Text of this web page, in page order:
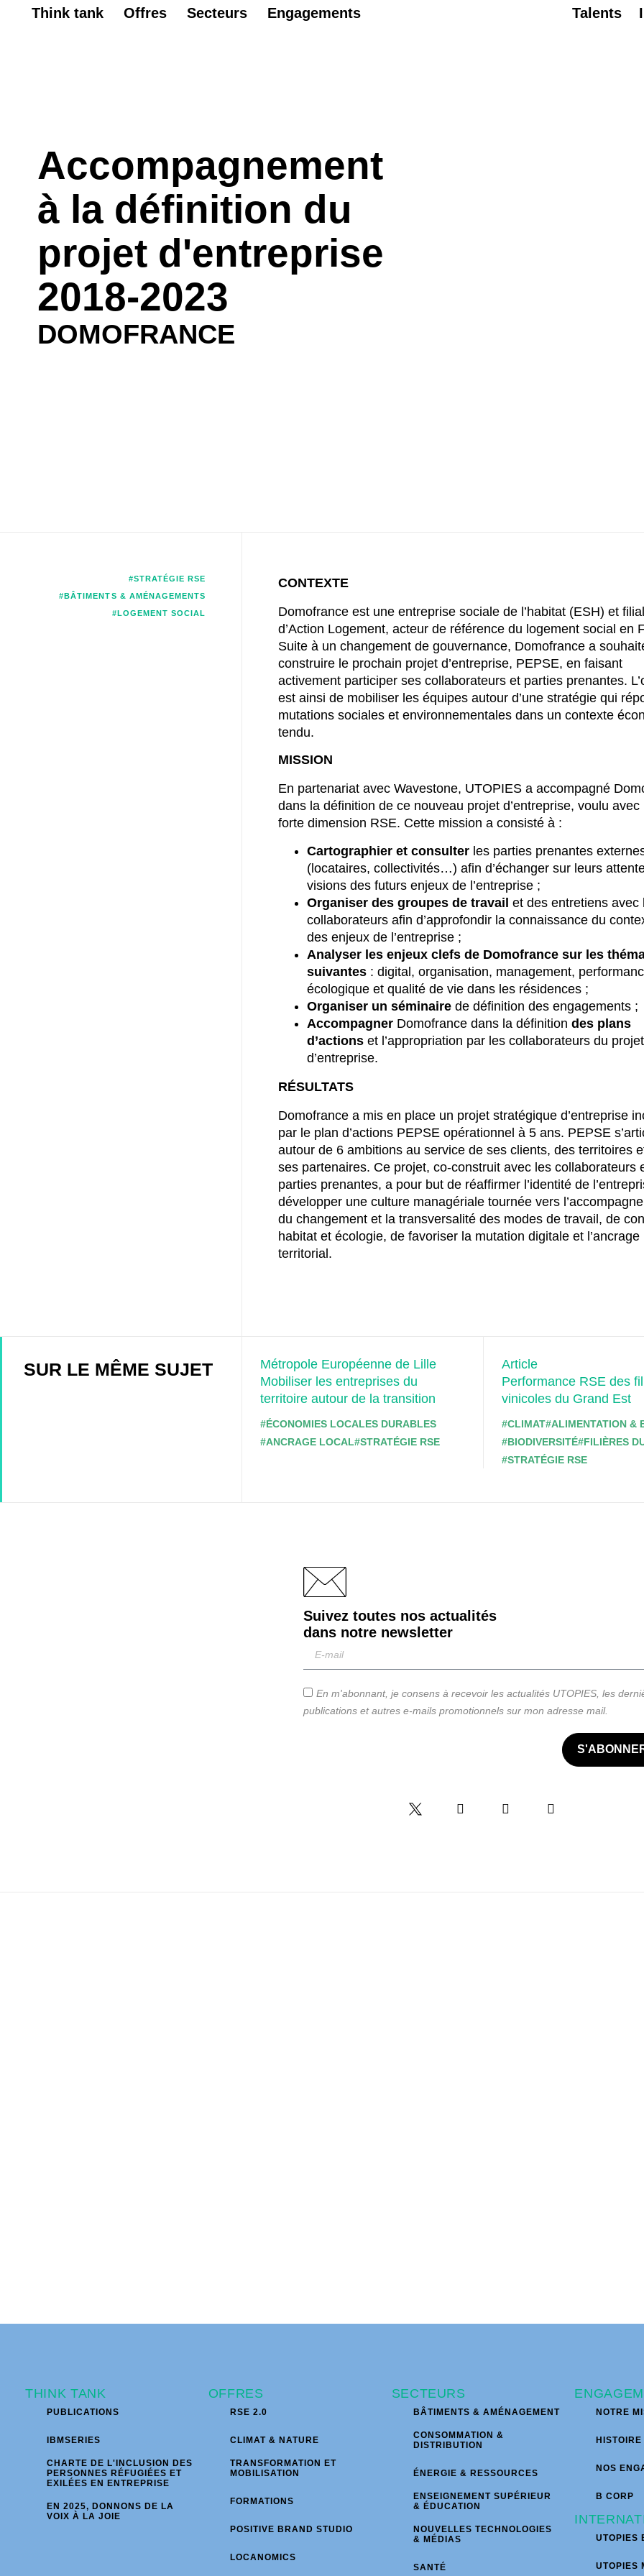
Think tank Offres Secteurs Engagements Talents
Accompagnement
à la définition du
projet d'entreprise
2018-2023
DOMOFRANCE
#STRATÉGIE RSE
#BÂTIMENTS & AMÉNAGEMENTS
#LOGEMENT SOCIAL
CONTEXTE
Domofrance est une entreprise sociale de l’habitat (ESH) et
d’Action Logement, acteur de référence du logement social en
Suite à un changement de gouvernance, Domofrance a
construire le prochain projet d’entreprise, PEPSE, en faisant
activement participer ses collaborateurs et parties prenantes.
est ainsi de mobiliser les équipes autour d’une stratégie qui
mutations sociales et environnementales dans un contexte
tendu.
MISSION
En partenariat avec Wavestone, UTOPIES a accompagné
dans la définition de ce nouveau projet d’entreprise, voulu avec
forte dimension RSE. Cette mission a consisté à :
Cartographier et consulter les parties prenantes
(locataires, collectivités…) afin d’échanger sur leurs
visions des futurs enjeux de l’entreprise ;
Organiser des groupes de travail et des entretiens avec
collaborateurs afin d’approfondir la connaissance du
des enjeux de l’entreprise ;
Analyser les enjeux clefs de Domofrance sur les
suivantes : digital, organisation, management,
écologique et qualité de vie dans les résidences ;
Organiser un séminaire de définition des engagements ;
Accompagner Domofrance dans la définition des plans
d’actions et l’appropriation par les collaborateurs du projet
d’entreprise.
RÉSULTATS
Domofrance a mis en place un projet stratégique d’entreprise
par le plan d’actions PEPSE opérationnel à 5 ans. PEPSE
autour de 6 ambitions au service de ses clients, des territoires
ses partenaires. Ce projet, co-construit avec les collaborateurs
parties prenantes, a pour but de réaffirmer l’identité de
développer une culture managériale tournée vers
du changement et la transversalité des modes de travail, de
habitat et écologie, de favoriser la mutation digitale et l’ancrage
territorial.
SUR LE MÊME SUJET
Métropole Européenne de Lille
Mobiliser les entreprises du
territoire autour de la transition
#ÉCONOMIES LOCALES DURABLES
#ANCRAGE LOCAL#STRATÉGIE RSE
Article
Performance RSE des
vinicoles du Grand Est
#CLIMAT#ALIMENTATION &
#BIODIVERSITÉ#FILIÈRES
#STRATÉGIE RSE
Suivez toutes nos actualités
dans notre newsletter
En m'abonnant, je consens à recevoir les actualités UTOPIES, les
publications et autres e-mails promotionnels sur mon adresse mail.
THINK TANK
PUBLICATIONS
IBMSERIES
CHARTE DE L'INCLUSION DES
PERSONNES RÉFUGIÉES ET
EXILÉES EN ENTREPRISE
EN 2025, DONNONS DE LA
VOIX À LA JOIE
OFFRES
RSE 2.0
CLIMAT & NATURE
TRANSFORMATION ET
MOBILISATION
FORMATIONS
POSITIVE BRAND STUDIO
LOCANOMICS
SECTEURS
BÂTIMENTS & AMÉNAGEMENT
CONSOMMATION &
DISTRIBUTION
ÉNERGIE & RESSOURCES
ENSEIGNEMENT SUPÉRIEUR
& ÉDUCATION
NOUVELLES TECHNOLOGIES
& MÉDIAS
SANTÉ
NOTRE
HISTOIRE
NOS
B CORP
UTOPIES
UTOPIES